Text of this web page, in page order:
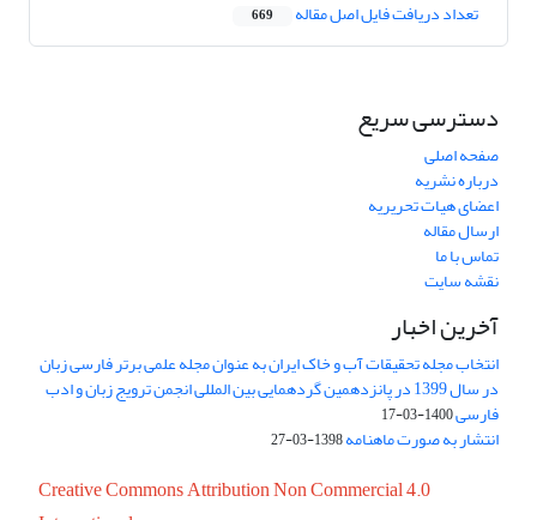
تعداد دریافت فایل اصل مقاله 669
دسترسی سریع
صفحه اصلی
درباره نشریه
اعضای هیات تحریریه
ارسال مقاله
تماس با ما
نقشه سایت
آخرین اخبار
انتخاب مجله تحقیقات آب و خاک ایران به عنوان مجله علمی برتر فارسی زبان
در سال 1399 در پانزدهمین گردهمایی بین المللی انجمن ترویج زبان و ادب
فارسی1400-03-17
انتشار به صورت ماهنامه1398-03-27
Creative Commons Attribution Non Commercial 4.0